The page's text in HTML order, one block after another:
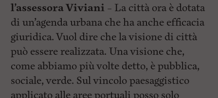
l’assessora Viviani – La città ora è dotata
di un’agenda urbana che ha anche efficacia
giuridica. Vuol dire che la visione di città
può essere realizzata. Una visione che,
come abbiamo più volte detto, è pubblica,
sociale, verde. Sul vincolo paesaggistico